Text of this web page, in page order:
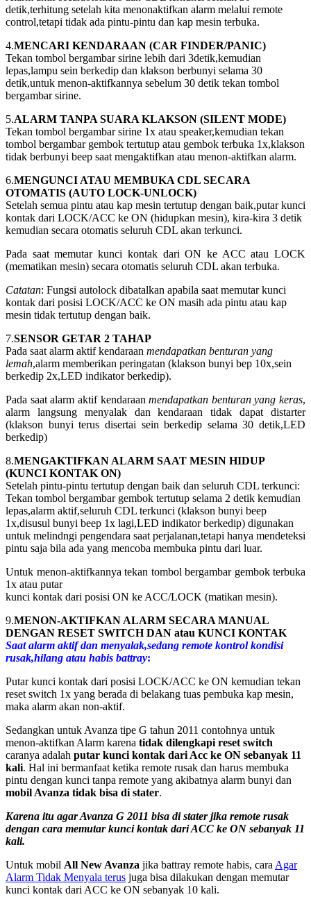
detik,terhitung setelah kita menonaktifkan alarm melalui remote
control,tetapi tidak ada pintu-pintu dan kap mesin terbuka.
4.MENCARI KENDARAAN (CAR FINDER/PANIC)
Tekan tombol bergambar sirine lebih dari 3detik,kemudian
lepas,lampu sein berkedip dan klakson berbunyi selama 30
detik,untuk menon-aktifkannya sebelum 30 detik tekan tombol
bergambar sirine.
5.ALARM TANPA SUARA KLAKSON (SILENT MODE)
Tekan tombol bergambar sirine 1x atau speaker,kemudian tekan
tombol bergambar gembok tertutup atau gembok terbuka 1x,klakson
tidak berbunyi beep saat mengaktifkan atau menon-aktifkan alarm.
6.MENGUNCI ATAU MEMBUKA CDL SECARA
OTOMATIS (AUTO LOCK-UNLOCK)
Setelah semua pintu atau kap mesin tertutup dengan baik,putar kunci
kontak dari LOCK/ACC ke ON (hidupkan mesin), kira-kira 3 detik
kemudian secara otomatis seluruh CDL akan terkunci.
Pada saat memutar kunci kontak dari ON ke ACC atau LOCK
(mematikan mesin) secara otomatis seluruh CDL akan terbuka.
Catatan: Fungsi autolock dibatalkan apabila saat memutar kunci
kontak dari posisi LOCK/ACC ke ON masih ada pintu atau kap
mesin tidak tertutup dengan baik.
7.SENSOR GETAR 2 TAHAP
Pada saat alarm aktif kendaraan mendapatkan benturan yang
lemah,alarm memberikan peringatan (klakson bunyi bep 10x,sein
berkedip 2x,LED indikator berkedip).
Pada saat alarm aktif kendaraanmendapatkan benturan yang keras,
alarm langsung menyalak dan kendaraan tidak dapat distarter
(klakson bunyi terus disertai sein berkedip selama 30 detik,LED
berkedip)
8.MENGAKTIFKAN ALARM SAAT MESIN HIDUP
(KUNCI KONTAK ON)
Setelah pintu-pintu tertutup dengan baik dan seluruh CDL terkunci:
Tekan tombol bergambar gembok tertutup selama 2 detik kemudian
lepas,alarm aktif,seluruh CDL terkunci (klakson bunyi beep
1x,disusul bunyi beep 1x lagi,LED indikator berkedip) digunakan
untuk melindngi pengendara saat perjalanan,tetapi hanya mendeteksi
pintu saja bila ada yang mencoba membuka pintu dari luar.
Untuk menon-aktifkannya tekan tombol bergambar gembok terbuka
1x atau putar
kunci kontak dari posisi ON ke ACC/LOCK (matikan mesin).
9.MENON-AKTIFKAN ALARM SECARA MANUAL
DENGAN RESET SWITCH DAN atau KUNCI KONTAK
Saat alarm aktif dan menyalak,sedang remote kontrol kondisi
rusak,hilang atau habis battray:
Putar kunci kontak dari posisi LOCK/ACC ke ON kemudian tekan
reset switch 1x yang berada di belakang tuas pembuka kap mesin,
maka alarm akan non-aktif.
Sedangkan untuk Avanza tipe G tahun 2011 contohnya untuk
menon-aktifkan Alarm karena tidak dilengkapi reset switch
caranya adalah putar kunci kontak dari Acc ke ON sebanyak 11
kali. Hal ini bermanfaat ketika remote rusak dan harus membuka
pintu dengan kunci tanpa remote yang akibatnya alarm bunyi dan
mobil Avanza tidak bisa di stater.
Karena itu agar Avanza G 2011 bisa di stater jika remote rusak
dengan cara memutar kunci kontak dari ACC ke ON sebanyak 11
kali.
Untuk mobil All New Avanza jika battray remote habis, cara Agar
Alarm Tidak Menyala terus juga bisa dilakukan dengan memutar
kunci kontak dari ACC ke ON sebanyak 10 kali.